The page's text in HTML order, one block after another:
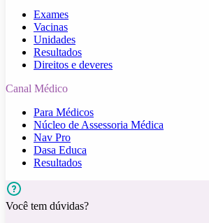
Exames
Vacinas
Unidades
Resultados
Direitos e deveres
Canal Médico
Para Médicos
Núcleo de Assessoria Médica
Nav Pro
Dasa Educa
Resultados
Você tem dúvidas?